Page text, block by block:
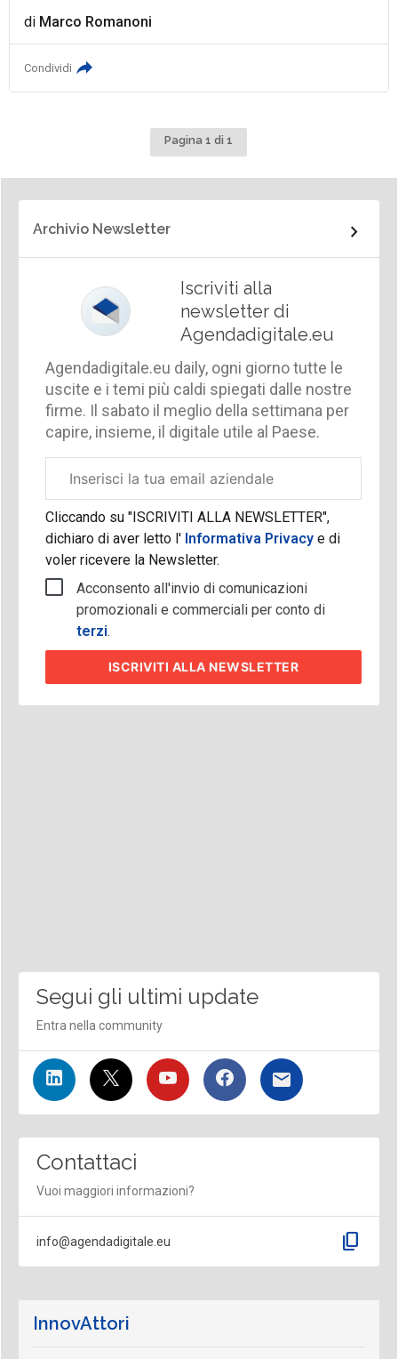
di Marco Romanoni
Condividi
Pagina 1 di 1
Archivio Newsletter
Iscriviti alla
newsletter di
Agendadigitale.eu
Agendadigitale.eu daily, ogni giorno tutte le
uscite e i temi più caldi spiegati dalle nostre
firme. Il sabato il meglio della settimana per
capire, insieme, il digitale utile al Paese.
aziendale
Cliccando su "ISCRIVITI ALLA NEWSLETTER",
dichiaro di aver letto l'Informativa Privacy e di
voler ricevere la Newsletter.
Acconsento all'invio di comunicazioni
promozionali e commerciali per conto di
terzi.
ISCRIVITI ALLA NEWSLETTER
Segui gli ultimi update
Entra nella community
Contattaci
Vuoi maggiori informazioni?
info@agendadigitale.eu content_copy
InnovAttori